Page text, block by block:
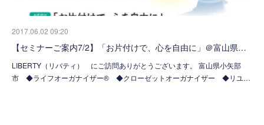
2017.06.02 09:20
【セミナーご案内7/2】「お片付けで、心を自由に」＠富山県…
LIBERTY（リバティ） にご訪問ありがとうございます。 富山県小矢部
市 ◆ライフオーガナイザー® ◆クローゼットオーガナイザー ◆リユ…